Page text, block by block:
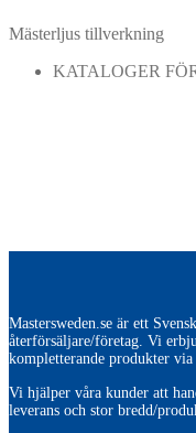
Mästerljus tillverkning
KATALOGER
Mastersweden.se är ett
återförsäljare/företag. Vi
kompletterande produkter
Vi hjälper våra kunder att
leverans och stor bredd/